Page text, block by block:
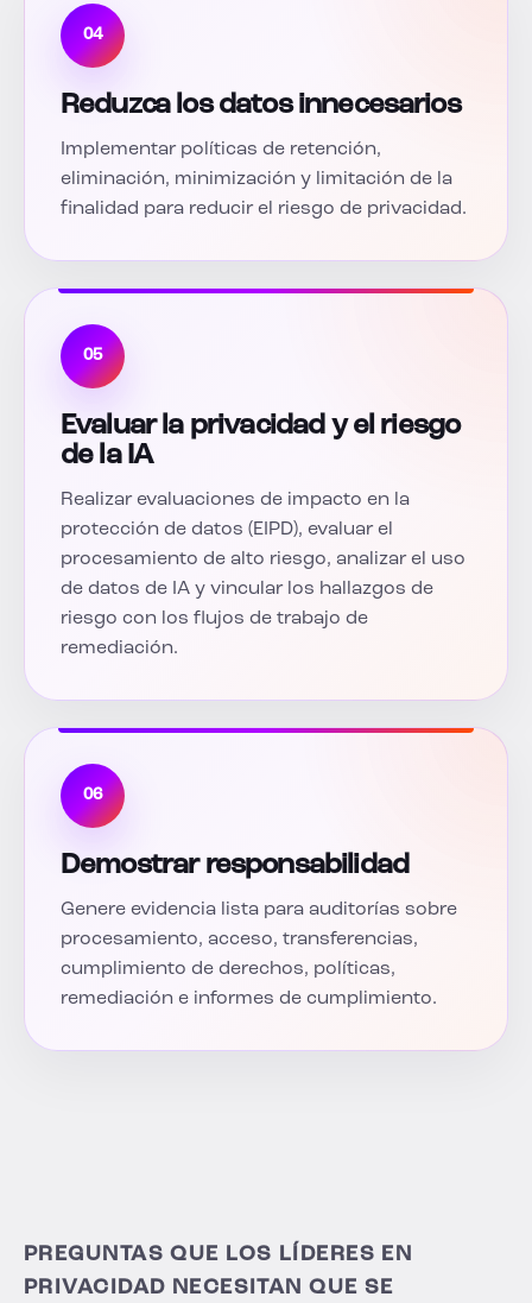
04
Reduzca los datos innecesarios
Implementar políticas de retención,
eliminación, minimización y limitación de la
finalidad para reducir el riesgo de privacidad.
05
Evaluar la privacidad y el riesgo
de la IA
Realizar evaluaciones de impacto en la
protección de datos (EIPD), evaluar el
procesamiento de alto riesgo, analizar el uso
de datos de IA y vincular los hallazgos de
riesgo con los flujos de trabajo de
remediación.
06
Demostrar responsabilidad
Genere evidencia lista para auditorías sobre
procesamiento, acceso, transferencias,
cumplimiento de derechos, políticas,
remediación e informes de cumplimiento.
PREGUNTAS QUE LOS LÍDERES EN
PRIVACIDAD NECESITAN QUE SE